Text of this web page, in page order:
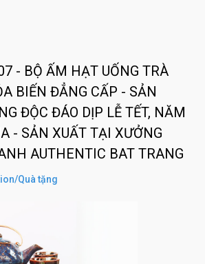
- BỘ ẤM HẠT UỐNG TRÀ
BIẾN ĐẲNG CẤP - SẢN
ĐỘC ĐÁO DỊP LỄ TẾT, NĂM
- SẢN XUẤT TẠI XƯỞNG
AUTHENTIC BAT TRANG
Quà tặng